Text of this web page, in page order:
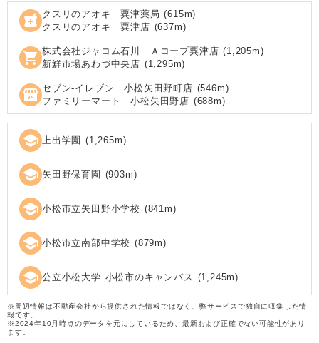
local_pharmacy クスリのアオキ 粟津薬局 (615m)
クスリのアオキ 粟津店 (637m)
shopping_cart 株式会社ジャコム石川 Ａコープ粟津店 (1,205m)
新鮮市場あわづ中央店 (1,295m)
local_convenience_store セブン‐イレブン 小松矢田野町店 (546m)
ファミリーマート 小松矢田野店 (688m)
school 上出学園 (1,265m)
school 矢田野保育園 (903m)
school 小松市立矢田野小学校 (841m)
school 小松市立南部中学校 (879m)
school 公立小松大学 小松市のキャンパス (1,245m)
※周辺情報は不動産会社から提供された情報ではなく、弊サービスで独自に収集した情
報です。
※2024年10月時点のデータを元にしているため、最新および正確でない可能性があり
ます。